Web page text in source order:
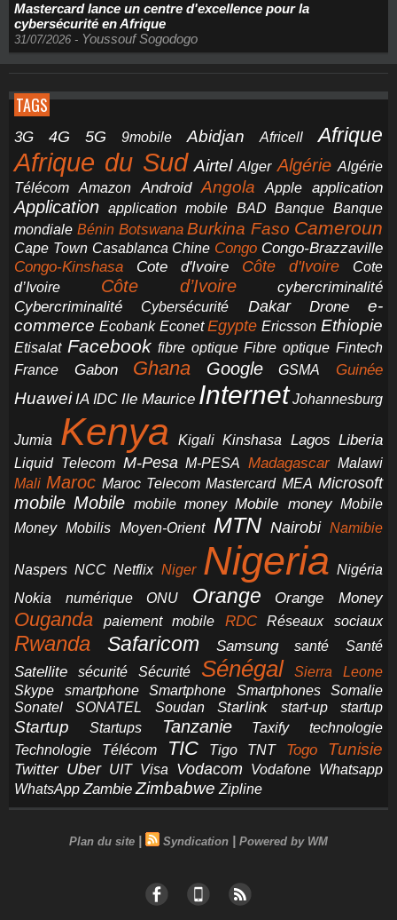
Mastercard lance un centre d'excellence pour la
cybersécurité en Afrique
31/07/2026 - Youssouf Sogodogo
TAGS
3G 4G 5G 9mobile Abidjan Africell Afrique
Afrique du Sud Airtel Alger Algérie Algérie
Télécom
Amazon Android Angola Apple application
Application application mobile BAD Banque Banque
mondiale Bénin Botswana Burkina Faso Cameroun
Cape Town Casablanca Chine Congo Congo-Brazzaville
Congo-Kinshasa Cote d'Ivoire Côte d'Ivoire
Cote
d’Ivoire
Côte d’Ivoire
cybercriminalité
Cybercriminalité
Cybersécurité Dakar Drone
e-
commerce Ecobank Econet Egypte Ericsson Ethiopie
Etisalat Facebook fibre optique Fibre optique Fintech
France
Gabon Ghana Google GSMA Guinée
Huawei IA IDC Ile Maurice Internet Johannesburg
Jumia Kenya Kigali Kinshasa Lagos Liberia
Liquid Telecom M-Pesa M-PESA Madagascar Malawi
Mali Maroc Maroc Telecom Mastercard MEA Microsoft
mobile Mobile mobile money Mobile money Mobile
Money Mobilis Moyen-Orient MTN Nairobi Namibie
Naspers NCC Netflix Niger Nigeria Nigéria
Nokia
numérique ONU Orange Orange Money
Ouganda paiement mobile RDC Réseaux sociaux
Rwanda Safaricom Samsung santé Santé
Satellite sécurité Sécurité Sénégal
Sierra Leone
Skype
smartphone Smartphone Smartphones
Somalie
Sonatel
SONATEL Soudan Starlink start-up startup
Startup Startups Tanzanie Taxify
technologie
Technologie
Télécom TIC Tigo TNT Togo Tunisie
Twitter Uber UIT Visa Vodacom Vodafone Whatsapp
WhatsApp Zambie Zimbabwe Zipline
Plan du site | Syndication | Powered by WM